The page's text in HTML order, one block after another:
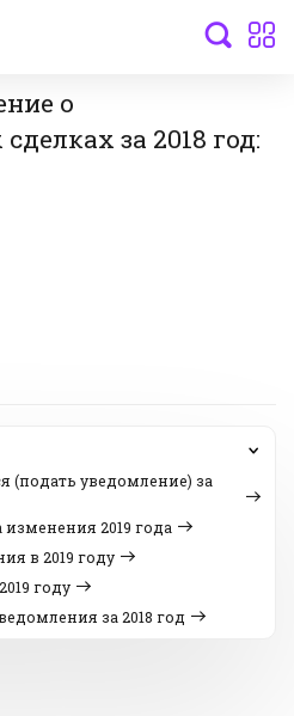
о
за 2018 год:
(подать уведомление) за
2019 года
в 2019 году
году
за 2018 год